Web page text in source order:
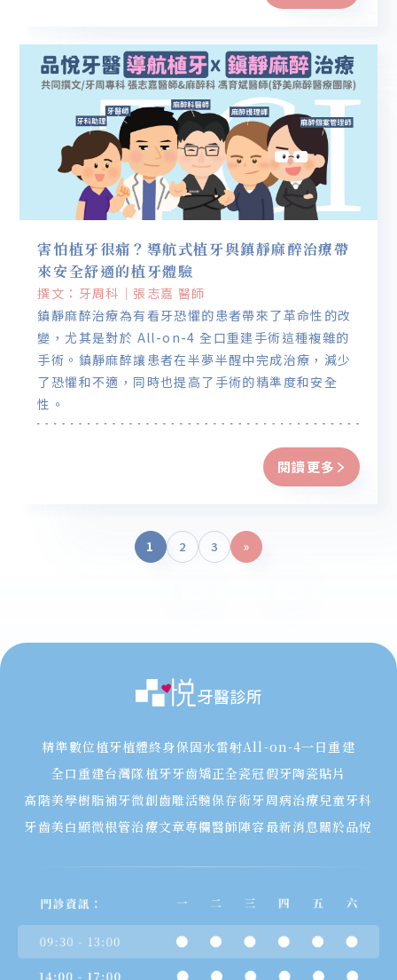
害怕植牙很痛？導航式植牙與鎮靜麻醉治療帶
來安全舒適的植牙體驗
撰文：牙周科｜張志嘉 醫師
鎮靜麻醉治療為有看牙恐懼的患者帶來了革命性的改
變，尤其是對於 All-on-4 全口重建手術這種複雜的
手術。鎮靜麻醉讓患者在半夢半醒中完成治療，減少
了恐懼和不適，同時也提高了手術的精準度和安全
性。
閱讀更多
1 2 3 »
精準數位植牙植體終身保固水雷射All-on-4一日重建
全口重建台灣隊植牙牙齒矯正全瓷冠假牙陶瓷貼片
高階美學樹脂補牙微創齒雕活髓保存術牙周病治療兒童牙科
牙齒美白 顯微根管治療文章專欄醫師陣容最新消息關於品悅